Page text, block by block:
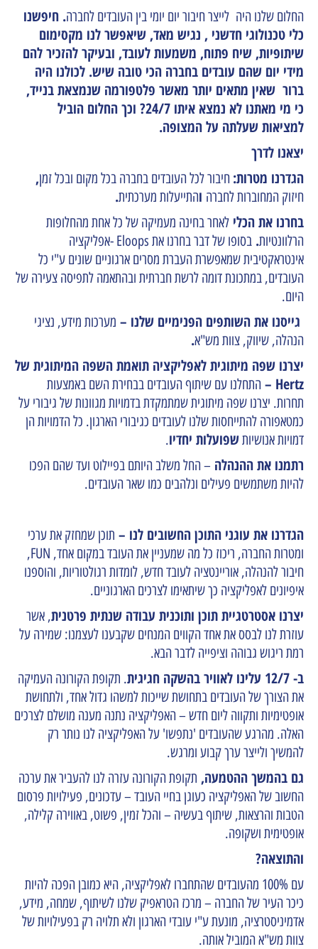
החלום שלנו היה לייצר חיבור יום יומי בין העובדים לחברה. חיפשנו
כלי טכנולוגי חדשני , נגיש מאד, שיאפשר לנו מקסימום
שיתופיות, שיח פתוח, משמעות לעובד, ובעיקר להזכיר להם
מידי יום שהם עובדים בחברה הכי טובה שיש. לכולנו היה
ברור שאין מתאים יותר מאשר פלטפורמה שנמצאת בנייד,
כי מי מאתנו לא נמצא איתו 24/7? וכך החלום הוביל
למציאות שעלתה על המצופה.
יצאנו לדרך
הגדרנו מטרות: חיבור לכל העובדים בחברה בכל מקום ובכל זמן,
חיזוק המחוברות לחברה והתייעלות מערכתית.
בחרנו את הכלי לאחר בחינה מעמיקה של כל אחת מהחלופות
הרלוונטיות.
בסופו של דבר בחרנו את Eloops -אפליקציה
אינטראקטיבית שמאפשרת העברת מסרים ארגוניים שונים ע"י כל
העובדים, במתכונת דומה לרשת חברתית ובהתאמה לתפיסה צעירה של
היום.
גייסנו את השותפים הפנימיים שלנו – מערכות מידע, נציגי
הנהלה, שיווק, צוות מש"א.
יצרנו שפה מיתוגית לאפליקציה תואמת השפה המיתוגית של
Hertz –
התחלנו עם שיתוף העובדים בבחירת השם באמצעות
תחרות. יצרנו שפה מיתוגית שמתמקדת בדמויות מגוונות של גיבורי על
כמטאפורה להתייחסות שלנו לעובדים כגיבורי הארגון. כל הדמויות הן
דמויות אנושיותשפועלות יחדיו.
רתמנו את ההנהלה – החל משלב היותם בפיילוט ועד שהם הפכו
להיות משתמשים פעילים ונלהבים כמו שאר העובדים.
הגדרנו את עוגני התוכן החשובים לנו – תוכן שמחזק את ערכי
ומטרות החברה, ריכוז כל מה שמעניין את העובד במקום אחד, FUN,
חיבור להנהלה, אוריינטציה לעובד חדש, לומדות רגולטוריות, והוספנו
איפיונים לאפליקציה כך שיתאימו לצרכים הארגוניים.
יצרנו אסטרטגיית תוכן ותוכנית עבודה שנתית פרטנית, אשר
עוזרת לנו לבסס את אחד הקווים המנחים שקבענו לעצמנו: שמירה על
רמת ריגוש גבוהה וציפייה לדבר הבא.
ב- 12/7 עלינו לאוויר בהשקה חגיגית . תקופת הקורונה העמיקה
את הצורך של העובדים בתחושת שייכות למשהו גדול אחד, ולתחושת
אופטימיות ותקווה ליום חדש – האפליקציה נתנה מענה מושלם לצרכים
האלה. מהרגע שהעובדים 'נתפשו' על האפליקציה לנו נותר רק
להמשיך ולייצר ערך קבוע ומרגש.
גם בהמשך ההטמעה, תקופת הקורונה עזרה לנו להעביר את ערכה
החשוב של האפליקציה כעוגן בחיי העובד – עדכונים, פעילויות פרסום
הטבות והרצאות, שיתוף בעשיה – והכל זמין, פשוט, באווירה קלילה,
אופטימית ושקופה.
והתוצאה?
עם 100% מהעובדים שהתחברו לאפליקציה, היא כמובן הפכה להיות
כיכר העיר של החברה – מרכז הטראפיק שלנו לשיתוף, שמחה, מידע,
אדמיניסטרציה, מונעת ע"י עובדי הארגון ולא תלויה רק בפעילויות של
צוות מש"א המוביל אותה.